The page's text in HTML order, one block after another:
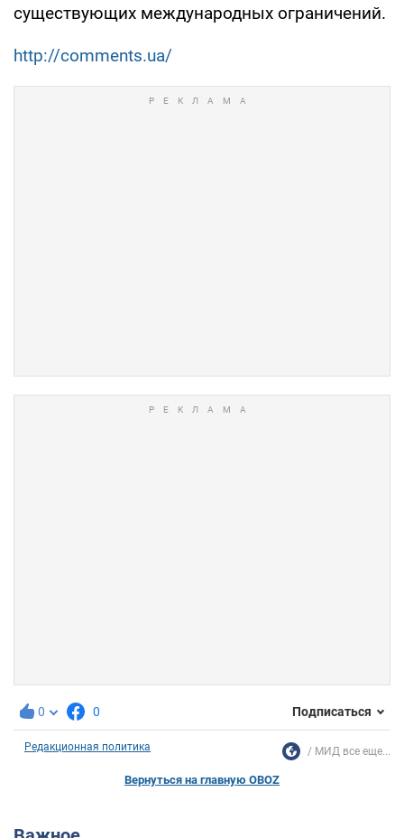
существующих международных ограничений.
http://comments.ua/
0 0 Подписаться
Редакционная политика МИД все еще...
Вернуться на главную OBOZ